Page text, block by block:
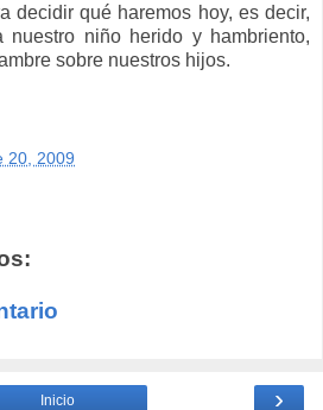
decidir qué haremos hoy, es decir,
nuestro niño herido y hambriento,
sobre nuestros hijos.
20, 2009
›
Inicio